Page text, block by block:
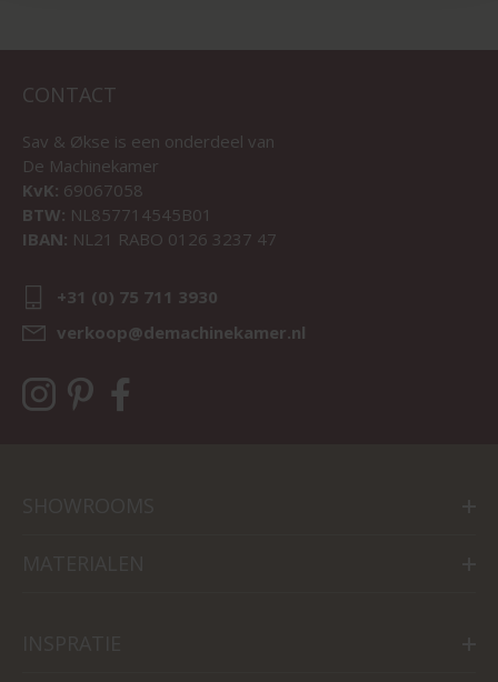
CONTACT
Sav & Økse is een onderdeel van
De Machinekamer
KvK: 69067058
BTW: NL857714545B01
IBAN: NL21 RABO 0126 3237 47
+31 (0) 75 711 3930
verkoop@demachinekamer.nl